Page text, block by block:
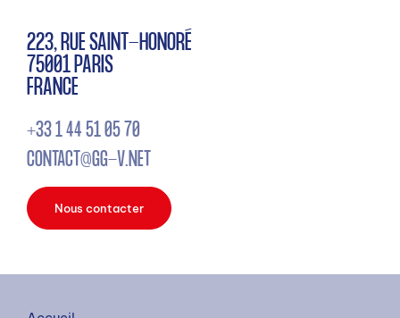
223, RUE SAINT-HONORÉ
75001 PARIS
FRANCE
+33 1 44 51 05 70
CONTACT@GG-V.NET
Nous contacter